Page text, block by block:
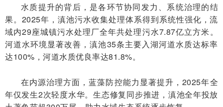
水质提升的背后，是各环节协同发力、系统治理的结
果。2025年，滇池污水收集处理体系得到系统性强化，流
域内29座城镇污水处理厂全年共处理污水7.87亿立方米。
河道水环境显著改善，滇池35条主要入湖河道水质达标率
达100%，河道水质优良率达81.8%。
在内源治理方面，蓝藻防控能力显著提升，2025年全
年仅发生2次轻度水华。生态修复同步推进，滇池全年投放